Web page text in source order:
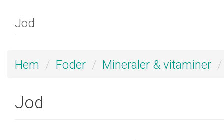
Hem Foder Mineraler & vitaminer
Jod